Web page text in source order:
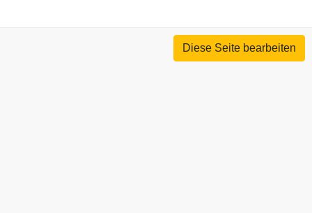
Diese Seite bearbeiten